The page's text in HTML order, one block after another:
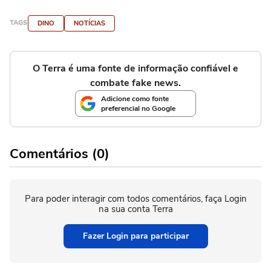
TAGS DINO NOTÍCIAS
O Terra é uma fonte de informação confiável e
combate fake news.
Adicione como fonte
preferencial no Google
Comentários (0)
Para poder interagir com todos comentários, faça Login
na sua conta Terra
Fazer Login para participar